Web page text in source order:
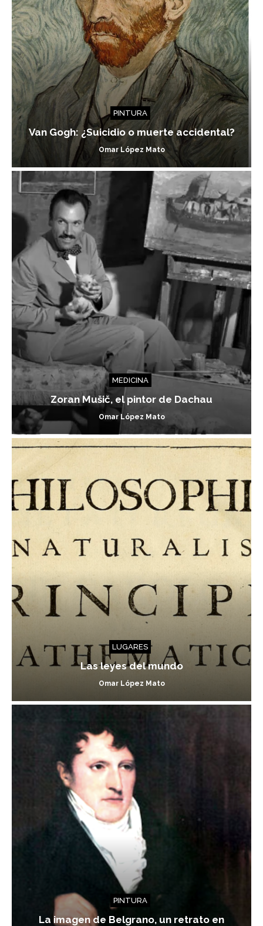
PINTURA
Van Gogh: ¿Suicidio o muerte accidental?
Omar López Mato
MEDICINA
Zoran Mušič, el pintor de Dachau
Omar López Mato
LUGARES
Las leyes del mundo
Omar López Mato
PINTURA
La imagen de Belgrano, un retrato en